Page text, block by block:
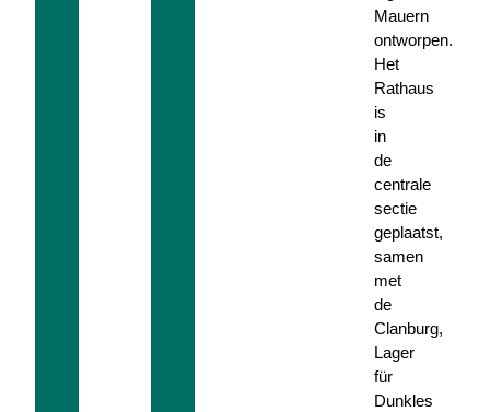
Mauern
ontworpen.
Het
Rathaus
is
in
de
centrale
sectie
geplaatst,
samen
met
de
Clanburg,
Lager
für
Dunkles